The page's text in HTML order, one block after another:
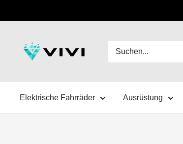
Sie
InhaltenVIVI
Elektrische Fahrräder Ausrüstung